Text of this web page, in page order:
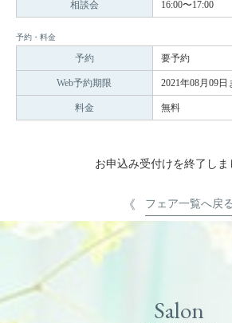
相談会 16:00〜17:00
予約・料金
予約 要予約
Web予約期限 2021年08月09日
料金 無料
お申込み受付けを終了しま
フェア一覧へ戻る
Salon